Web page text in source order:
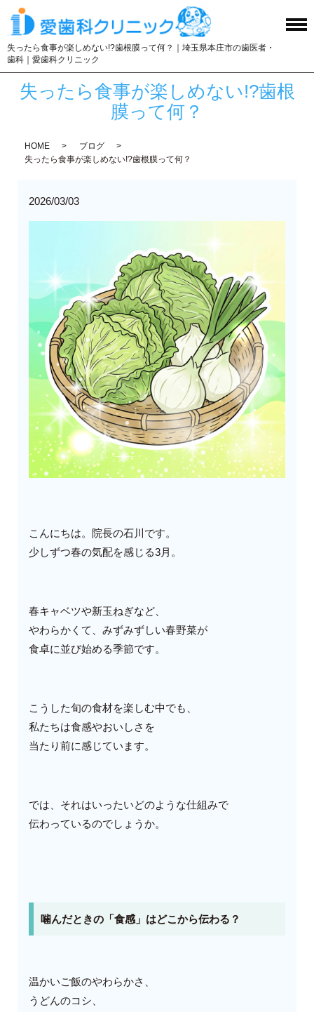
失ったら食事が楽しめない!?歯根膜って何？｜埼玉県本庄市の歯医者・
歯科｜愛歯科クリニック
失ったら食事が楽しめない!?歯根
膜って何？
HOME
ブログ
失ったら食事が楽しめない!?歯根膜って何？
2026/03/03
こんにちは。院長の石川です。
少しずつ春の気配を感じる3月。
春キャベツや新玉ねぎなど、
やわらかくて、みずみずしい春野菜が
食卓に並び始める季節です。
こうした旬の食材を楽しむ中でも、
私たちは食感やおいしさを
当たり前に感じています。
では、それはいったいどのような仕組みで
伝わっているのでしょうか。
噛んだときの「食感」はどこから伝わる？
温かいご飯のやわらかさ、
うどんのコシ、